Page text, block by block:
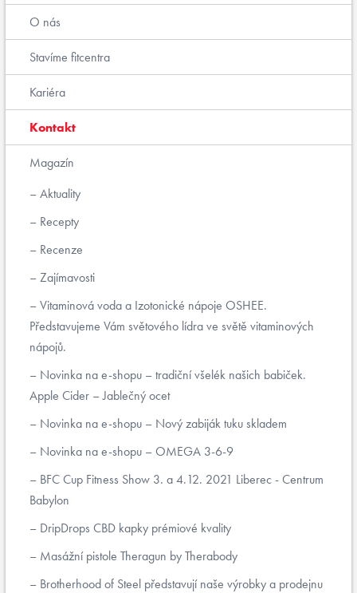
O nás
Stavíme fitcentra
Kariéra
Kontakt
Magazín
Aktuality
Recepty
Recenze
Zajímavosti
Vitaminová voda a Izotonické nápoje OSHEE.
Představujeme Vám světového lídra ve světě vitaminových
nápojů.
Novinka na e-shopu – tradiční všelék našich babiček.
Apple Cider – Jablečný ocet
Novinka na e-shopu – Nový zabiják tuku skladem
Novinka na e-shopu – OMEGA 3-6-9
BFC Cup Fitness Show 3. a 4.12. 2021 Liberec - Centrum
Babylon
DripDrops CBD kapky prémiové kvality
Masážní pistole Theragun by Therabody
Brotherhood of Steel představují naše výrobky a prodejnu